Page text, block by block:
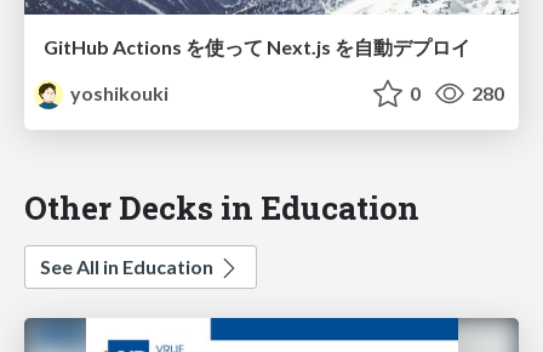
GitHub Actions を使って Next.js を自動デプロイ
yoshikouki
0 280
Other Decks in Education
See All in Education